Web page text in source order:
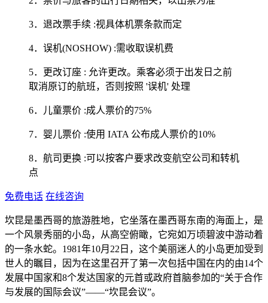
3．退改票手续 :视具体机票条款而定
4．误机(NOSHOW) :需收取误机费
5．更改订座 : 允许更改。乘客必须于出发日之前
取消原订的航班，否则按照 '误机' 处理
6．儿童票价 :成人票价的75%
7．婴儿票价 :使用 IATA 公布成人票价的10%
8．航司更换 :可以按客户要求改变航空公司和转机
点
免费电话 在线咨询
坎昆是墨西哥的旅游胜地，它坐落在墨西哥东南的海面上，是
一个风景秀丽的小岛，从高空俯瞰，它宛如万顷碧波中游动着
的一条水蛇。1981年10月22日，这个美丽迷人的小岛更加受到
世人的瞩目，因为在这里召开了第一次包括中国在内的由14个
发展中国家和8个发达国家的元首或政府首脑参加的“关于合作
与发展的国际会议”——“坎昆会议”。